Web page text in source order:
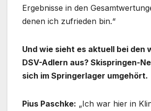
Ergebnisse in den
denen ich zufrieden bin.“
Und wie sieht es aktuell bei den
DSV-Adlern aus? Skispringen-
sich im Springerlager umgehört.
Pius Paschke: „Ich war hier in